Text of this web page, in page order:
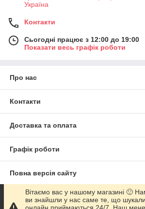
Україна
Контакти
Сьогодні працює з 12:00 до 19:00
Показати весь графік роботи
Про нас
Контакти
Доставка та оплата
Графік роботи
Повна версія сайту
Сайт створено на маркетплейсі
Вітаємо вас у нашому магазині 🙂
ви знайшли у нас саме те, що